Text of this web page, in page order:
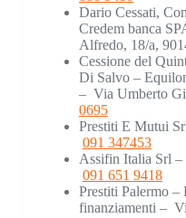
Dario Cessati,
Credem banca
Alfredo, 18/a,
Cessione del
Di Salvo –
– Via Umberto
0695
Prestiti E Mutui
091 347453
Assifin Italia Srl –
091 651 9418
Prestiti Palermo –
finanziamenti –